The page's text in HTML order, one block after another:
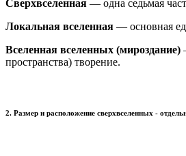
Сверхвселенная — одна седьмая
Локальная вселенная — основная
Вселенная вселенных (мироздание)
пространства) творение.
2. Размер и расположение сверхвселенных -